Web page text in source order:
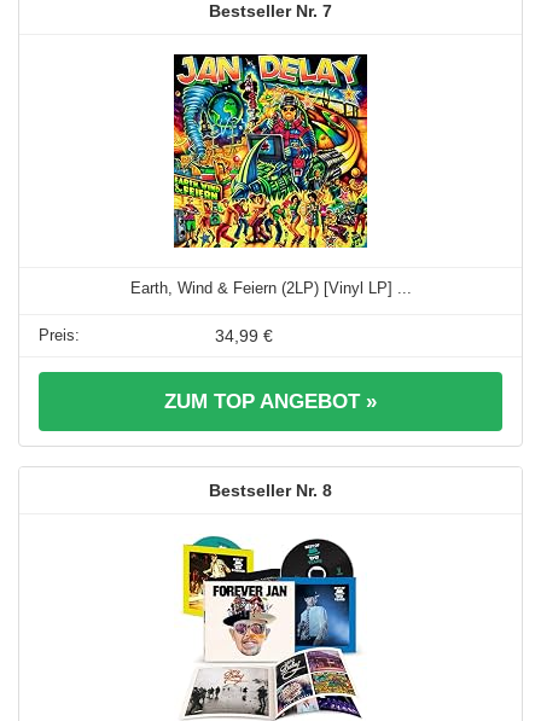
7
Earth, Wind & Feiern (2LP) [Vinyl LP] ...
34,99 €
ZUM TOP ANGEBOT »
8